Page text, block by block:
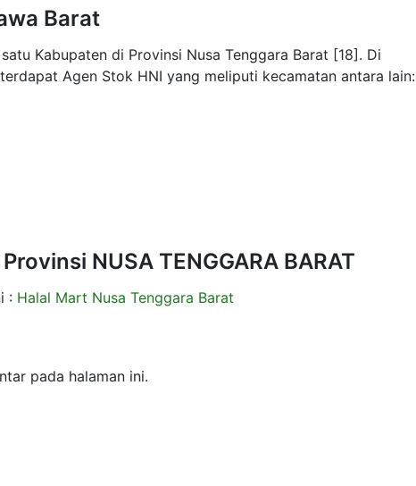
Barat
Kabupaten di Provinsi Nusa Tenggara Barat [18]. Di
Agen Stok HNI yang meliputi kecamatan antara lain:
NUSA TENGGARA BARAT
: Halal Mart Nusa Tenggara Barat
pada halaman ini.